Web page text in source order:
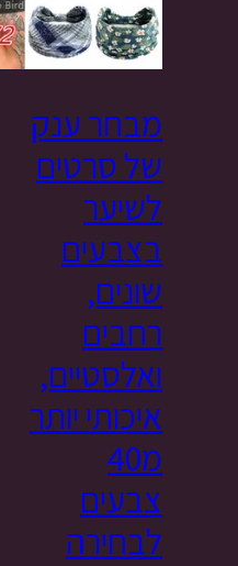
מבחר ענק
של סרטים
לשיער
בצבעים
שונים,
רחבים
ואלסטיים,
איכותי יותר
מ40
צבעים
לבחירה